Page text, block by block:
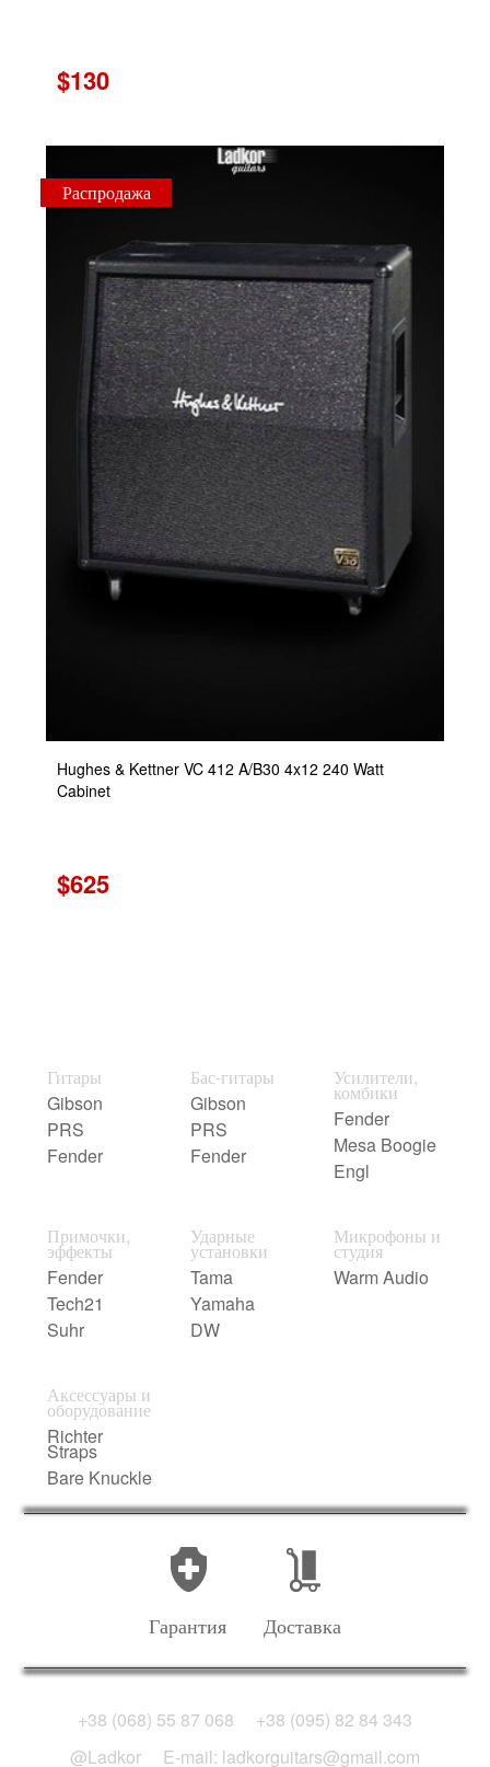
$130
Распродажа
Hughes & Kettner VC 412 A/B30 4x12 240 Watt
Cabinet
$625
Гитары
Gibson
PRS
Fender
Бас-гитары
Gibson
PRS
Fender
Усилители,
комбики
Fender
Mesa Boogie
Engl
Примочки,
эффекты
Fender
Tech21
Suhr
Ударные
установки
Tama
Yamaha
DW
Микрофоны и
студия
Warm Audio
Аксессуары и
оборудование
Richter
Straps
Bare Knuckle
Гарантия Доставка
+38 (068) 55 87 068
+38 (095) 82 84 343
@Ladkor
E-mail: ladkorguitars@gmail.com